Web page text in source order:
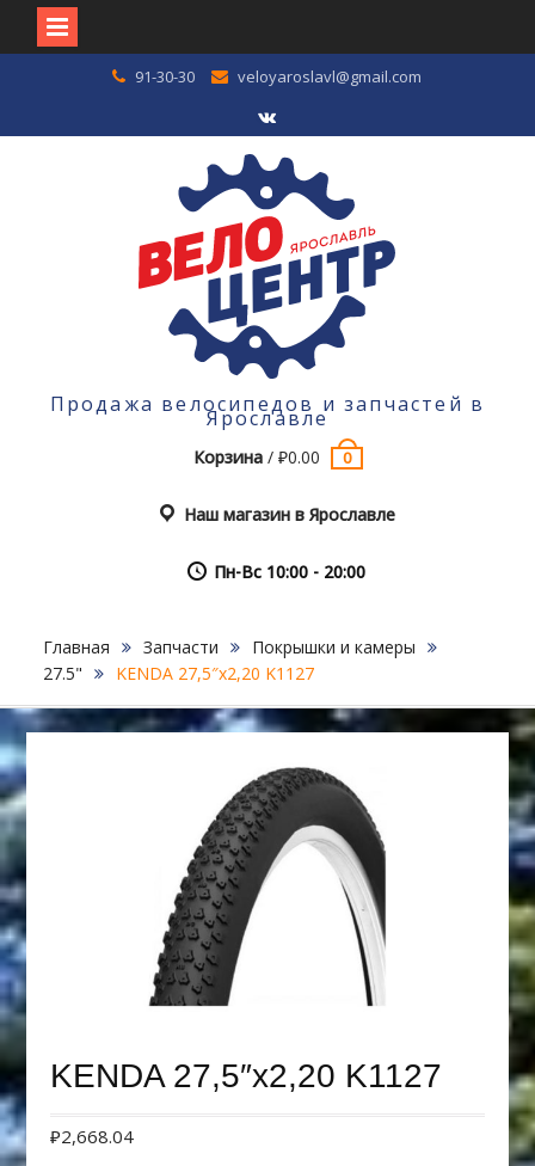
91-30-30 veloyaroslavl@gmail.com
VK
Продажа велосипедов и запчастей в
Ярославле
Корзина /₽0.00 0
Наш магазин в Ярославле
Пн-Вс 10:00 - 20:00
Главная Запчасти
Покрышки и камеры
27.5"
KENDA 27,5″х2,20 K1127
KENDA 27,5″х2,20 K1127
₽2,668.04